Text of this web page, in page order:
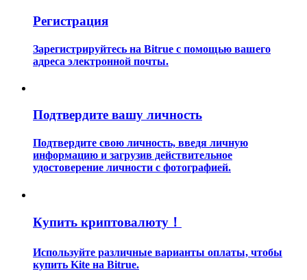
Гид
Руководство для начинающих по фьючерсам
Регистрация
Зарегистрируйтесь на Bitrue с помощью вашего
адреса электронной почты.
Подтвердите вашу личность
Подтвердите свою личность, введя личную
информацию и загрузив действительное
удостоверение личности с фотографией.
Купить криптовалюту！
Используйте различные варианты оплаты, чтобы
купить Kite на Bitrue.